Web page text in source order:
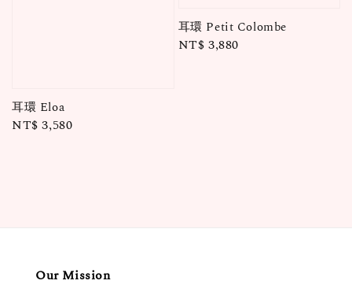
耳環 Eloa
Regular
NT$ 3,580
耳環 Petit Colombe
Regular
NT$ 3,880
Our Mission